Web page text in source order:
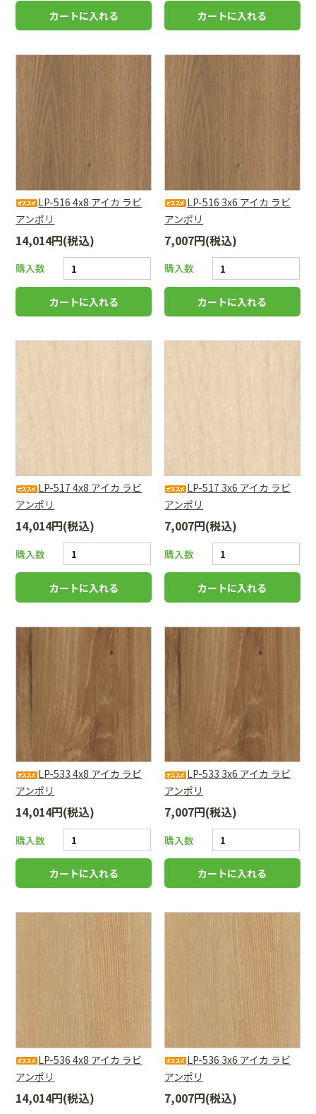
LP-516 4x8 アイカ ラビ
アンポリ
14,014円(税込)
購入数
LP-516 3x6 アイカ ラビ
アンポリ
7,007円(税込)
購入数
LP-517 4x8 アイカ ラビ
アンポリ
14,014円(税込)
購入数
LP-517 3x6 アイカ ラビ
アンポリ
7,007円(税込)
購入数
LP-533 4x8 アイカ ラビ
アンポリ
14,014円(税込)
購入数
LP-533 3x6 アイカ ラビ
アンポリ
7,007円(税込)
購入数
LP-536 4x8 アイカ ラビ
アンポリ
14,014円(税込)
LP-536 3x6 アイカ ラビ
アンポリ
7,007円(税込)